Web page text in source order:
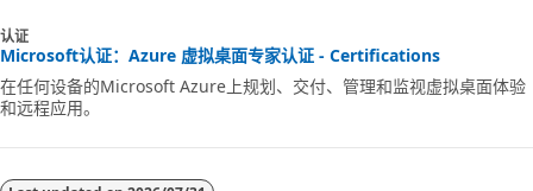
认证
Microsoft认证：Azure 虚拟桌面专家认证 - Certifications
在任何设备的Microsoft Azure上规划、交付、管理和监视虚拟桌面体验
和远程应用。